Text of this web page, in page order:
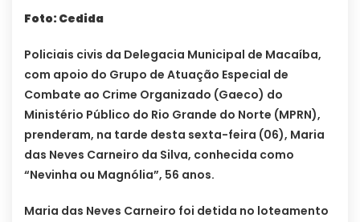
Foto: Cedida
Policiais civis da Delegacia Municipal de Macaíba,
com apoio do Grupo de Atuação Especial de
Combate ao Crime Organizado (Gaeco) do
Ministério Público do Rio Grande do Norte (MPRN),
prenderam, na tarde desta sexta-feira (06), Maria
das Neves Carneiro da Silva, conhecida como
“Nevinha ou Magnólia”, 56 anos.
Maria das Neves Carneiro foi detida no loteamento